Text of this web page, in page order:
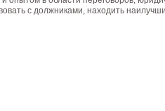
с должниками, находить